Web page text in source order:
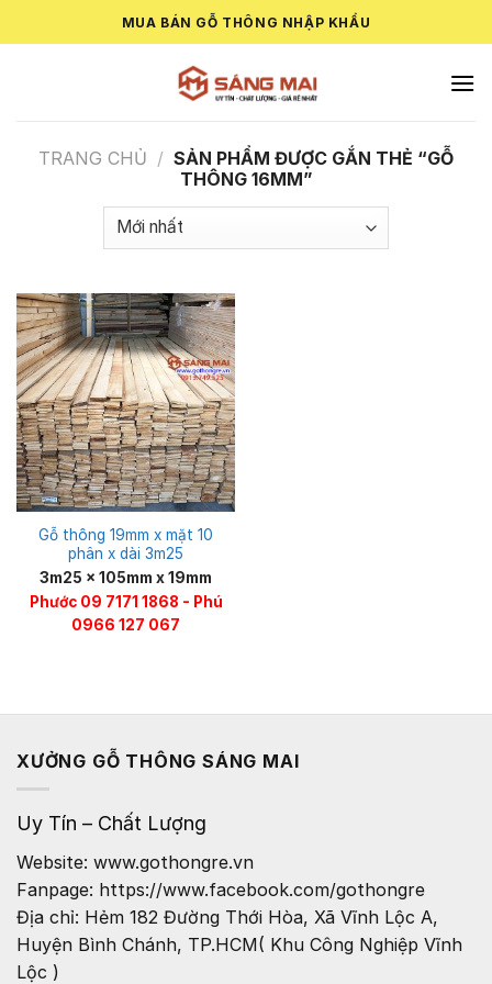
to
MUA BÁN GỖ THÔNG NHẬP KHẨU
TRANG CHỦ / SẢN PHẨM ĐƯỢC GẮN THẺ “GỖ
THÔNG 16MM”
Gỗ thông 19mm x mặt 10
phân x dài 3m25
3m25 x 105mm x 19mm
Phước 09 7171 1868 - Phú
0966 127 067
XƯỞNG GỖ THÔNG SÁNG MAI
Uy Tín – Chất Lượng
Website: www.gothongre.vn
Fanpage: https://www.facebook.com/gothongre
Địa chỉ: Hẻm 182 Đường Thới Hòa, Xã Vĩnh Lộc A,
Huyện Bình Chánh, TP.HCM( Khu Công Nghiệp Vĩnh
Lộc )